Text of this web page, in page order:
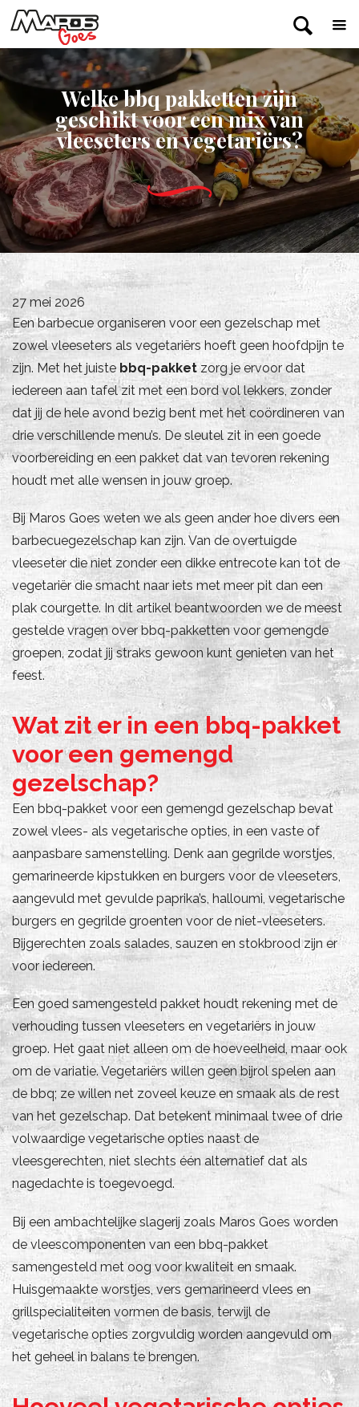
Welke bbq pakketten zijn
geschikt voor een mix van
vleeseters en vegetariërs?
27 mei 2026
Een barbecue organiseren voor een gezelschap met
zowel vleeseters als vegetariërs hoeft geen hoofdpijn te
zijn. Met het juiste bbq-pakketzorg je ervoor dat
iedereen aan tafel zit met een bord vol lekkers, zonder
dat jij de hele avond bezig bent met het coördineren van
drie verschillende menu’s. De sleutel zit in een goede
voorbereiding en een pakket dat van tevoren rekening
houdt met alle wensen in jouw groep.
Bij Maros Goes weten we als geen ander hoe divers een
barbecuegezelschap kan zijn. Van de overtuigde
vleeseter die niet zonder een dikke entrecote kan tot de
vegetariër die smacht naar iets met meer pit dan een
plak courgette. In dit artikel beantwoorden we de meest
gestelde vragen over bbq-pakketten voor gemengde
groepen, zodat jij straks gewoon kunt genieten van het
feest.
Wat zit er in een bbq-pakket
voor een gemengd
gezelschap?
Een bbq-pakket voor een gemengd gezelschap bevat
zowel vlees- als vegetarische opties, in een vaste of
aanpasbare samenstelling. Denk aan gegrilde worstjes,
gemarineerde kipstukken en burgers voor de vleeseters,
aangevuld met gevulde paprika’s, halloumi, vegetarische
burgers en gegrilde groenten voor de niet-vleeseters.
Bijgerechten zoals salades, sauzen en stokbrood zijn er
voor iedereen.
Een goed samengesteld pakket houdt rekening met de
verhouding tussen vleeseters en vegetariërs in jouw
groep. Het gaat niet alleen om de hoeveelheid, maar ook
om de variatie. Vegetariërs willen geen bijrol spelen aan
de bbq; ze willen net zoveel keuze en smaak als de rest
van het gezelschap. Dat betekent minimaal twee of drie
volwaardige vegetarische opties naast de
vleesgerechten, niet slechts één alternatief dat als
nagedachte is toegevoegd.
Bij een ambachtelijke slagerij zoals Maros Goes worden
de vleescomponenten van een bbq-pakket
samengesteld met oog voor kwaliteit en smaak.
Huisgemaakte worstjes, vers gemarineerd vlees en
grillspecialiteiten vormen de basis, terwijl de
vegetarische opties zorgvuldig worden aangevuld om
het geheel in balans te brengen.